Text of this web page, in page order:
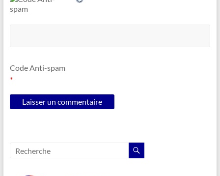
Code Anti-spam
*